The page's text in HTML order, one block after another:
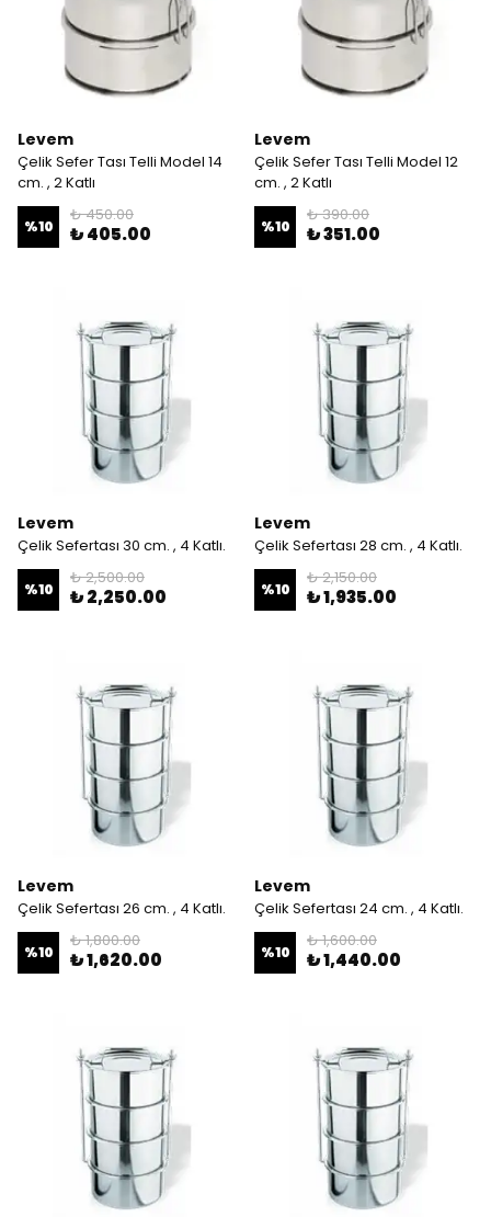
Levem
Çelik Sefer Tası Telli Model 14
cm. , 2 Katlı
%10
₺ 450.00
₺ 405.00
Levem
Çelik Sefer Tası Telli Model 12
cm. , 2 Katlı
%10
₺ 390.00
₺ 351.00
Levem
Çelik Sefertası 30 cm. , 4 Katlı.
%10
₺ 2,500.00
₺ 2,250.00
Levem
Çelik Sefertası 28 cm. , 4 Katlı.
%10
₺ 2,150.00
₺ 1,935.00
Levem
Çelik Sefertası 26 cm. , 4 Katlı.
%10
₺ 1,800.00
₺ 1,620.00
Levem
Çelik Sefertası 24 cm. , 4 Katlı.
%10
₺ 1,600.00
₺ 1,440.00